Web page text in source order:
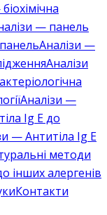
— панель
Аналізи —
Аналізи
Аналізи —
Ig E до
— Антитіла Ig E
методи
інших алергенів
Контакти